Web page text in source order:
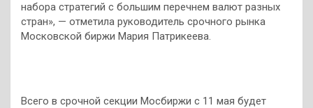
набора стратегий с большим перечнем валют разных
стран», — отметила руководитель срочного рынка
Московской биржи Мария Патрикеева.
Всего в срочной секции Мосбиржи с 11 мая будет